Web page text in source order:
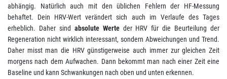
abhängig. Natürlich auch mit den üblichen Fehlern der HF-Messung
behaftet. Dein HRV-Wert verändert sich auch im Verlaufe des Tages
erheblich. Daher sind absolute Werteder HRV für die Beurteilung der
Regeneration nicht wirklich interessant, sondern Abweichungen und Trend.
Daher misst man die HRV günstigerweise auch immer zur gleichen Zeit
morgens nach dem Aufwachen. Dann bekommt man nach einer Zeit eine
Baseline und kann Schwankungen nach oben und unten erkennen.